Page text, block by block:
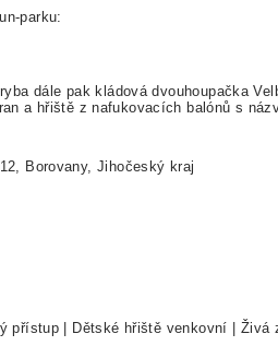
parku:
dále pak kládová dvouhoupačka
a hřiště z nafukovacích balónů s
Borovany, Jihočeský kraj
přístup | Dětské hřiště venkovní | Živá